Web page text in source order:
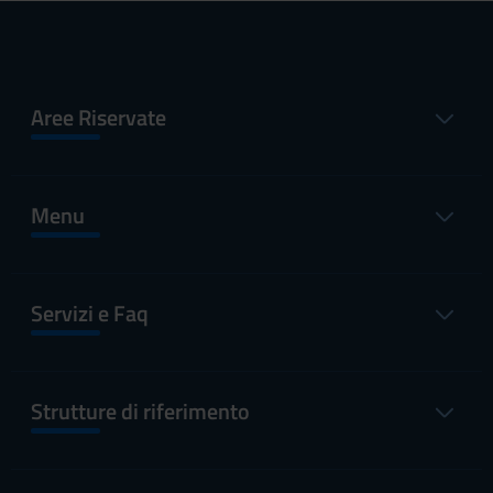
Aree Riservate
Menu
Servizi e Faq
Strutture di riferimento